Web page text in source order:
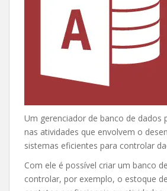
Um gerenciador de banco de dados
nas atividades que envolvem o
sistemas eficientes para controlar
Com ele é possível criar um banco
controlar, por exemplo, o estoque